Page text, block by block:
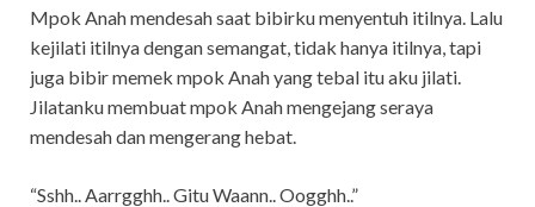
Mpok Anah mendesah saat bibirku menyentuh itilnya. Lalu
kejilati itilnya dengan semangat, tidak hanya itilnya, tapi
juga bibir memek mpok Anah yang tebal itu aku jilati.
Jilatanku membuat mpok Anah mengejang seraya
mendesah dan mengerang hebat.
“Sshh.. Aarrgghh.. Gitu Waann.. Oogghh..”